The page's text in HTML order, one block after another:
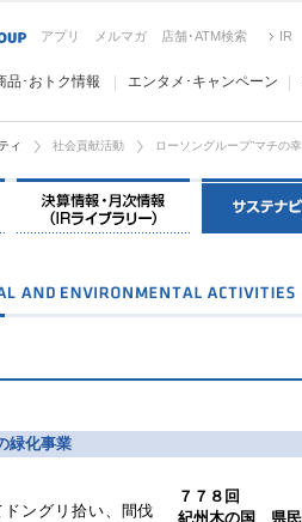
アプリ メルマガ 店舗･ATM検索 IR
品･おトク情報 エンタメ･キャンペーン
ィ 社会貢献活動 ローソングループ”マチの
企業情報 決算情報・月
緑化事業
ングリ拾い、間伐
７７８回
紀州木の国 県民